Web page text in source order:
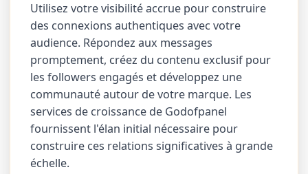
Utilisez votre visibilité accrue pour construire
des connexions authentiques avec votre
audience. Répondez aux messages
promptement, créez du contenu exclusif pour
les followers engagés et développez une
communauté autour de votre marque. Les
services de croissance de Godofpanel
fournissent l'élan initial nécessaire pour
construire ces relations significatives à grande
échelle.